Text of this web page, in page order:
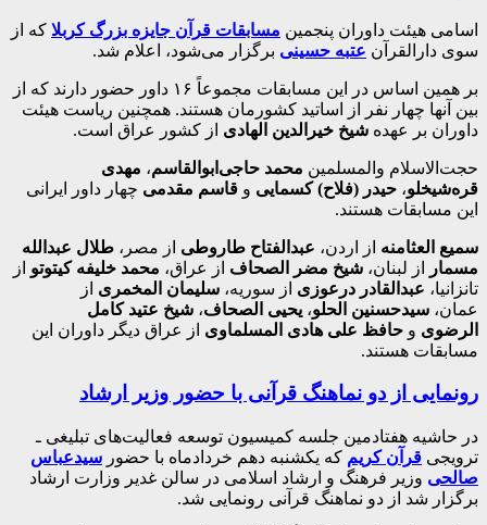
اسامی هیئت داوران پنجمین مسابقات قرآن جایزه بزرگ کربلا که از
سوی دارالقرآن عتبه حسینی برگزار می‌شود، اعلام شد.
بر همین اساس در این مسابقات مجموعاً ۱۶ داور حضور دارند که از
بین آنها چهار نفر از اساتید کشورمان هستند. همچنین ریاست هیئت
داوران بر عهده شیخ خیرالدین الهادی از کشور عراق است.
حجت‌الاسلام والمسلمین محمد حاجی‌ابوالقاسم، مهدی
قره‌شیخلو، حیدر (فلاح) کسمایی و قاسم مقدمی چهار داور ایرانی
این مسابقات هستند.
سمیع العثامنه از اردن، عبدالفتاح طاروطی از مصر، طلال عبدالله
مسمار
از لبنان، شیخ مضر الصحاف از عراق، محمد خلیفه کیتوتو از
تانزانیا، عبدالقادر درعوزی از سوریه، سلیمان المخمری از
عمان، سیدحسنین الحلو، یحیی الصحاف، شیخ عتید کامل
الرضوی و حافظ علی هادی المسلماوی از عراق دیگر داوران این
مسابقات هستند.
رونمایی از دو نماهنگ قرآنی با حضور وزیر ارشاد
در حاشیه هفتادمین جلسه کمیسیون توسعه فعالیت‌های تبلیغی ـ
ترویجی قرآن کریم که یکشنبه دهم خردادماه با حضور سیدعباس
صالحی وزیر فرهنگ و ارشاد اسلامی در سالن غدیر وزارت ارشاد
برگزار شد از دو نماهنگ قرآنی رونمایی شد.